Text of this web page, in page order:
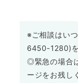
※ご相談はい
6450-1280)を
◎緊急の場合
ージをお残し